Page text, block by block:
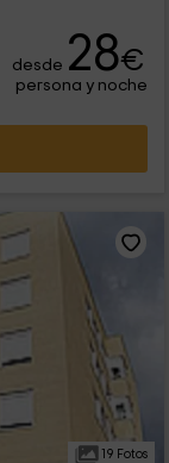
desde 28€
persona y noche
19 Fotos